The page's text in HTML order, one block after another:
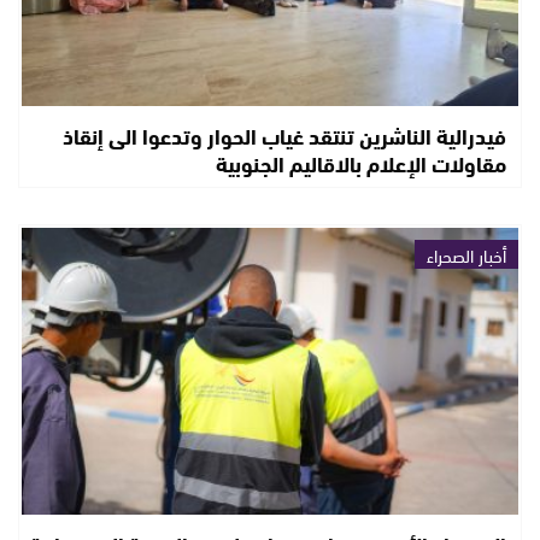
فيدرالية الناشرين تنتقد غياب الحوار وتدعوا الى إنقاذ
مقاولات الإعلام بالاقاليم الجنوبية
أخبار الصحراء